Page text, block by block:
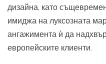
дизайна, като
имиджа на луксозната
ангажимента ѝ да
европейските клиенти.